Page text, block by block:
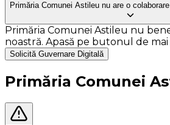
Primăria Comunei Astileu nu are o
Primăria Comunei Astileu nu
noastră. Apasă pe butonul de
Solicită Guvernare Digitală
Primăria Comunei